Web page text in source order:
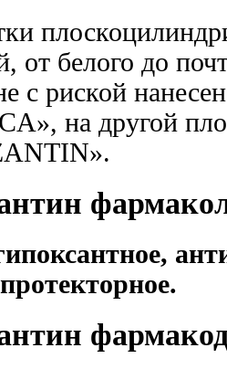
от белого до
с риской
на другой